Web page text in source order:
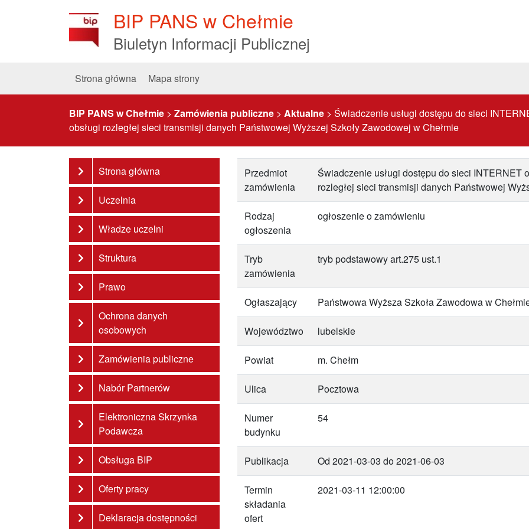
BIP PANS w Chełmie
Biuletyn Informacji Publicznej
Strona główna Mapa strony
BIP PANS w Chełmie > Zamówienia publiczne > Aktualne > Świadczenie usługi dostępu do sieci
obsługi rozległej sieci transmisji danych Państwowej Wyższej Szkoły Zawodowej w Chełmie
Strona główna
Uczelnia
Władze uczelni
Struktura
Prawo
Ochrona danych
osobowych
Zamówienia publiczne
Nabór Partnerów
Elektroniczna Skrzynka
Podawcza
Obsługa BIP
Oferty pracy
Deklaracja dostępności
Przedmiot
zamówienia
Świadczenie usługi dostępu do sieci INTERNET
rozległej sieci transmisji danych Państwowej
Rodzaj
ogłoszenia
ogłoszenie o zamówieniu
Tryb
zamówienia
tryb podstawowy art.275 ust.1
Ogłaszający Państwowa Wyższa Szkoła Zawodowa w
Województwo lubelskie
Powiat m. Chełm
Ulica Pocztowa
Numer
budynku
54
Publikacja Od 2021-03-03 do 2021-06-03
Termin
składania
ofert
2021-03-11 12:00:00